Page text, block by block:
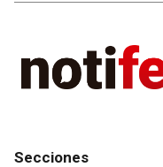
Secciones